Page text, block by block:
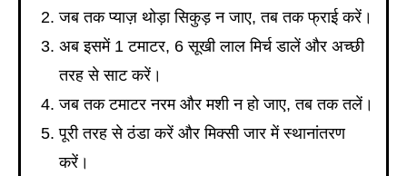
जब तक प्याज़ थोड़ा सिकुड़ न जाए, तब तक फ्राई करें।
अब इसमें 1 टमाटर, 6 सूखी लाल मिर्च डालें और अच्छी
तरह से साट करें।
जब तक टमाटर नरम और मशी न हो जाए, तब तक तलें।
पूरी तरह से ठंडा करें और मिक्सी जार में स्थानांतरण
करें।